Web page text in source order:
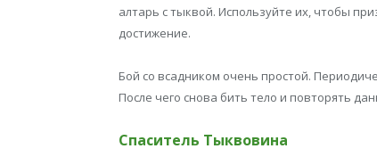
алтарь с тыквой. Используйте их, чтобы
достижение.
Бой со всадником очень простой.
После чего снова бить тело и повторять
Спаситель Тыквовина